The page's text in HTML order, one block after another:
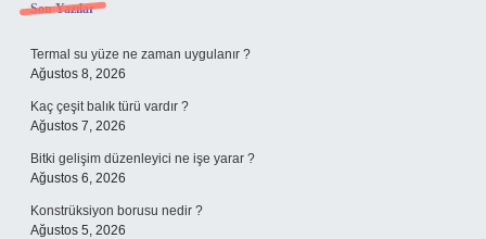
Sidebar
Son Yazılar
Termal su yüze ne zaman uygulanır ?
Ağustos 8, 2026
Kaç çeşit balık türü vardır ?
Ağustos 7, 2026
Bitki gelişim düzenleyici ne işe yarar ?
Ağustos 6, 2026
Konstrüksiyon borusu nedir ?
Ağustos 5, 2026